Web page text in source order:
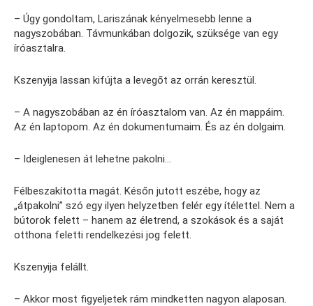
– Úgy gondoltam, Lariszának kényelmesebb lenne a
nagyszobában. Távmunkában dolgozik, szüksége van egy
íróasztalra.
Kszenyija lassan kifújta a levegőt az orrán keresztül.
– A nagyszobában az én íróasztalom van. Az én mappáim.
Az én laptopom. Az én dokumentumaim. És az én dolgaim.
– Ideiglenesen át lehetne pakolni…
Félbeszakította magát. Későn jutott eszébe, hogy az
„átpakolni” szó egy ilyen helyzetben felér egy ítélettel. Nem a
bútorok felett – hanem az életrend, a szokások és a saját
otthona feletti rendelkezési jog felett.
Kszenyija felállt.
– Akkor most figyeljetek rám mindketten nagyon alaposan.